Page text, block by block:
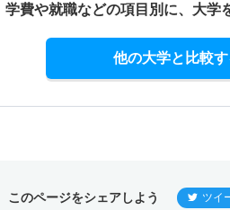
学費や就職などの項目別に、 大学
他の大学と比較す
このページをシェアしよう ツイ